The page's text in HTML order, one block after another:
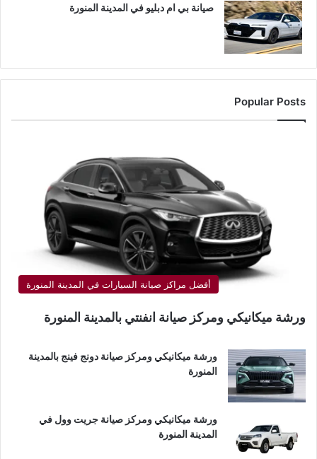
صيانة بي ام دبليو في المدينة المنورة
Popular Posts
أفضل مراكز صيانة السيارات في المدينة المنورة
ورشة ميكانيكي ومركز صيانة انفنتي بالمدينة المنورة
ورشة ميكانيكي ومركز صيانة دونج فينج بالمدينة
المنورة
ورشة ميكانيكي ومركز صيانة جريت وول في
المدينة المنورة